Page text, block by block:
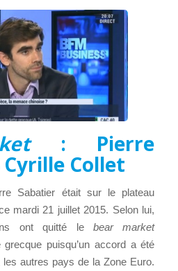
: Pierre
Cyrille Collet
Sabatier était sur le plateau
mardi 21 juillet 2015. Selon lui,
ont quitté le bear market
puisqu’un accord a été
autres pays de la Zone Euro.